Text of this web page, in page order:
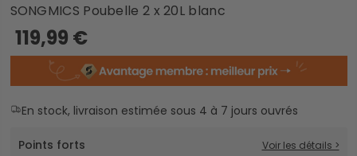
SONGMICS Poubelle 2 x 20L blanc
119,99 €
En stock, livraison estimée sous 4 à 7 jours ouvrés
Points forts
Voir les détails >